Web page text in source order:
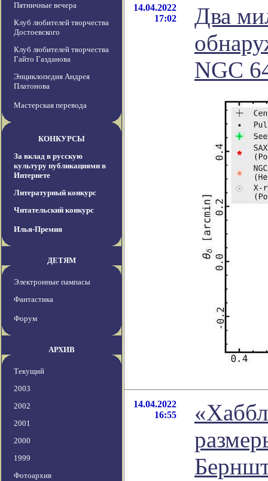
Пятничные вечера
Клуб любителей творчества
Достоевского
Клуб любителей творчества
Гайто Газданова
Энциклопедия Андрея
Платонова
Мастерская перевода
КОНКУРСЫ
За вклад в русскую
культуру публикациями в
Интернете
Литературный конкурс
Читательский конкурс
Илья-Премия
ДЕТЯМ
Электронные пампасы
Фантастика
Форум
АРХИВ
Текущий
2003
2002
2001
2000
1999
Фотоархив
14.04.2022
17:02
Два
NGC
14.04.2022
16:55